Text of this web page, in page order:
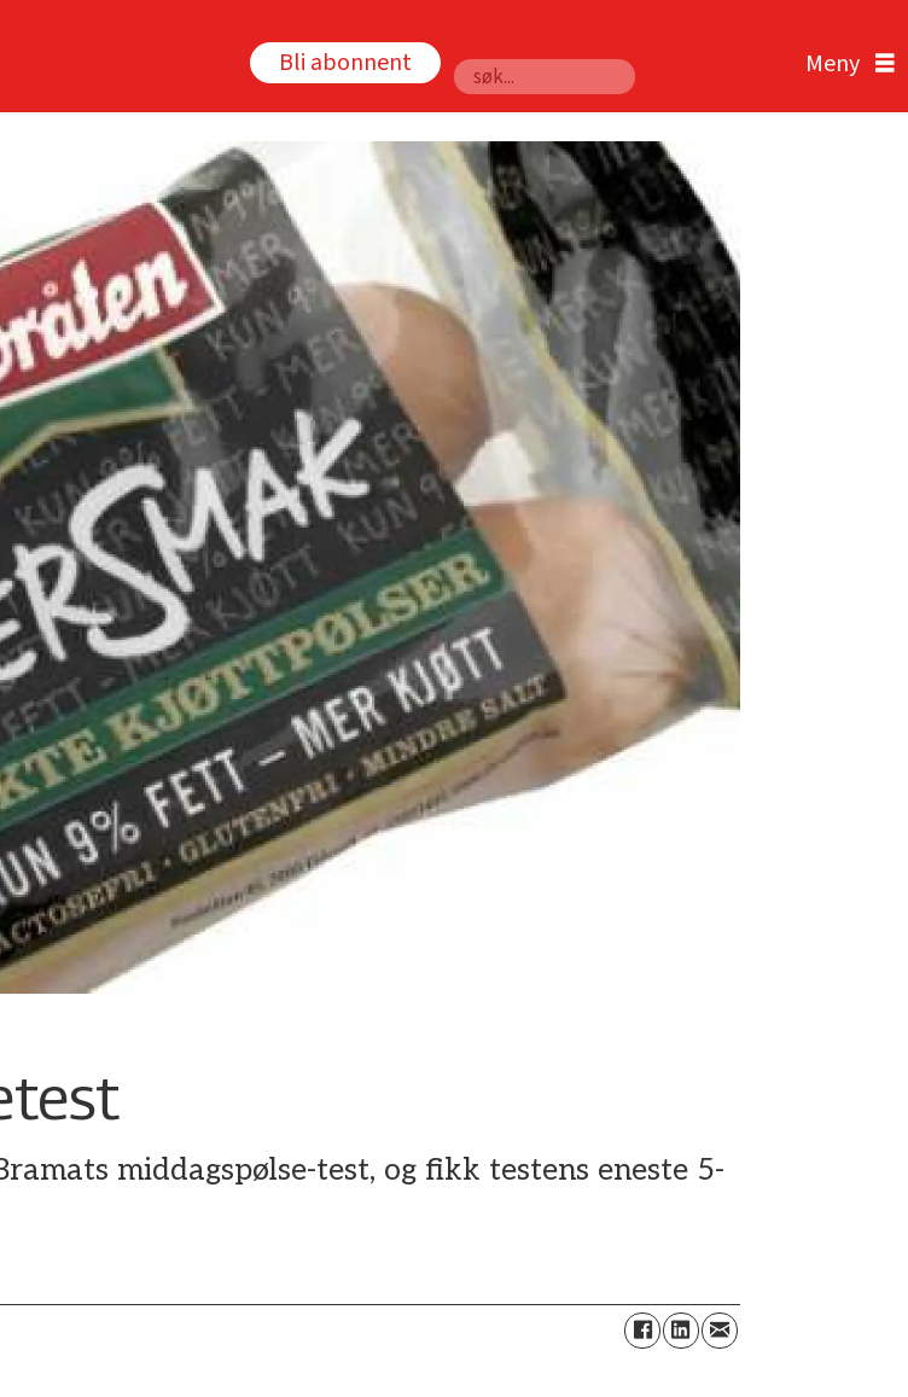
Bli abonnent
Søk
middagspølse-test, og fikk testens eneste 5-